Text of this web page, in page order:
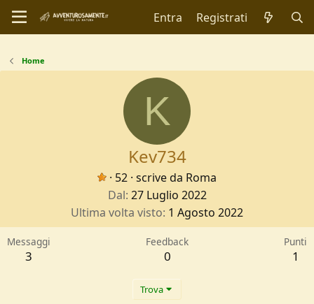
Entra Registrati
Home
K
Kev734
· 52 · scrive da Roma
Dal 27 Luglio 2022
Ultima volta visto 1 Agosto 2022
Messaggi
3
Feedback
0
Punti
1
Trova